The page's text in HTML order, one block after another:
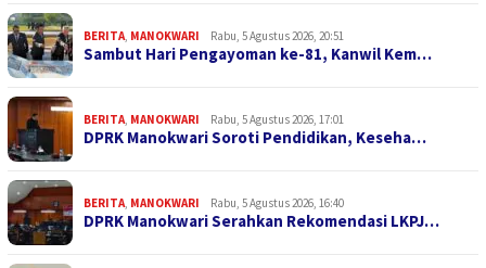
BERITA MANOKWARI Rabu, 5 Agustus 2026, 20:51
Sambut Hari Pengayoman ke-81, Kanwil Kem…
BERITA MANOKWARI Rabu, 5 Agustus 2026, 17:01
DPRK Manokwari Soroti Pendidikan, Keseha…
BERITA MANOKWARI Rabu, 5 Agustus 2026, 16:40
DPRK Manokwari Serahkan Rekomendasi LKPJ…